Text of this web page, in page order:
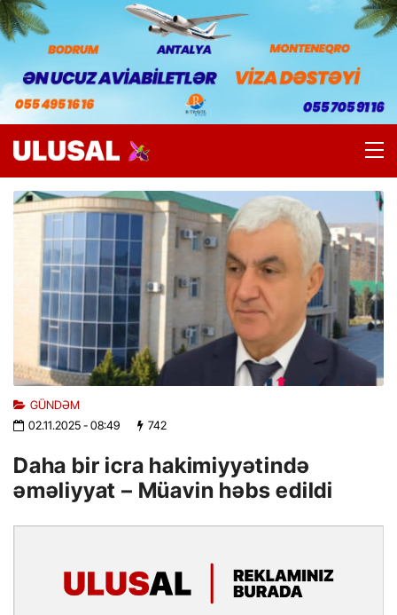
GÜNDƏM
02.11.2025- 08:49 742
Daha bir icra hakimiyyətində
əməliyyat – Müavin həbs edildi